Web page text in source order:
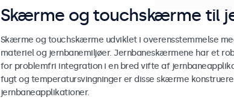
Skærme og touchskærme til
Skærme og touchskærme udviklet i overensstemmelse
materiel og jernbanemiljøer. Jernbaneskærmene har et
for problemfri integration i en bred vifte af
fugt og temperatursvingninger er disse skærme
jernbaneapplikationer.